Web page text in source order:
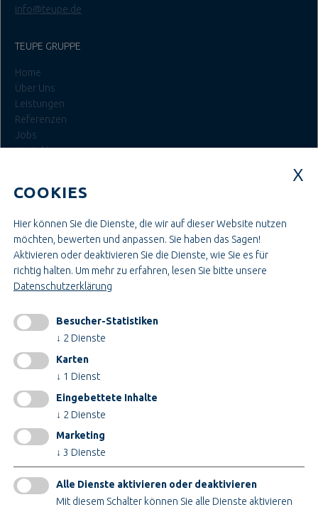
info@teupe.de
TEUPE GRUPPE
Home
Über Uns
Leistungen
Referenzen
Jobs
Kontakt
Ausbildung & Studium
Bau- & Projektleitung
Administration & Verwaltung
Handwerk & Montage
Konstruktion & Technik
INFORMATIONEN
Impressum
AGB
Datenschutz
Cookieeinstellungen ändern
ZERTIFIKATE
COOKIES
Hier können Sie die Dienste, die wir auf dieser Website nutzen
möchten, bewerten und anpassen. Sie haben das Sagen!
Aktivieren oder deaktivieren Sie die Dienste, wie Sie es für
richtig halten. Um mehr zu erfahren, lesen Sie bitte unsere
Datenschutzerklärung
Besucher-Statistiken
↓ 2 Dienste
Karten
↓ 1 Dienst
Eingebettete Inhalte
↓ 2 Dienste
Marketing
↓ 3 Dienste
Alle Dienste aktivieren oder deaktivieren
Mit diesem Schalter können Sie alle Dienste aktivieren